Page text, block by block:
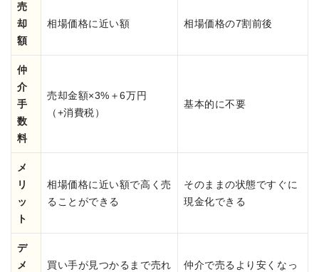
売
却
額
相場価格に近い額 相場価格の7割前後
仲
介
手
数
料
売却金額×3%＋6万円
（+消費税）
基本的に不要
メ
リ
ッ
ト
相場価格に近い額で高く売
ることができる
そのままの状態ですぐに
現金化できる
デ
メ
買い手が見つかるまで売れ
仲介で売るより安くなっ